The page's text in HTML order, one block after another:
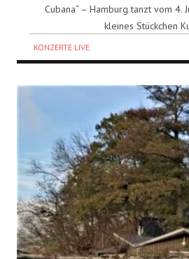
Cubana“ – Hamburg tanzt vom 4.
kleines Stückchen
KONZERTE LIVE